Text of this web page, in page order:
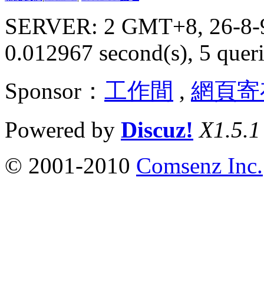
SERVER: 2 GMT+8, 26-
0.012967 second(s), 5
Sponsor： 工作間 , 網頁
Powered by Discuz! X1.5.1
© 2001-2010 Comsenz Inc.